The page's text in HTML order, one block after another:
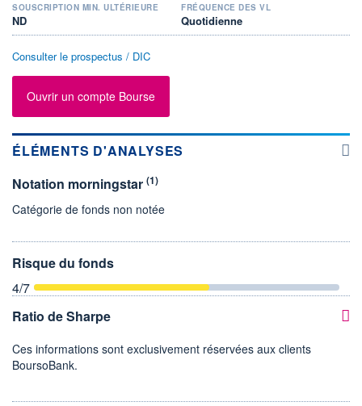
SOUSCRIPTION MIN. ULTÉRIEURE
ND
FRÉQUENCE DES VL
Quotidienne
Consulter le prospectus / DIC
Ouvrir un compte Bourse
ÉLÉMENTS D'ANALYSES
Notation morningstar (1)
Catégorie de fonds non notée
Risque du fonds
4/7
Ratio de Sharpe
Ces informations sont exclusivement réservées aux clients
BoursoBank.